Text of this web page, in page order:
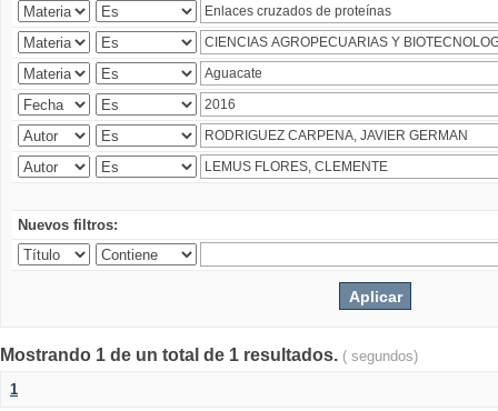
Nuevos filtros:
Mostrando 1 de un total de 1 resultados. ( segundos)
1